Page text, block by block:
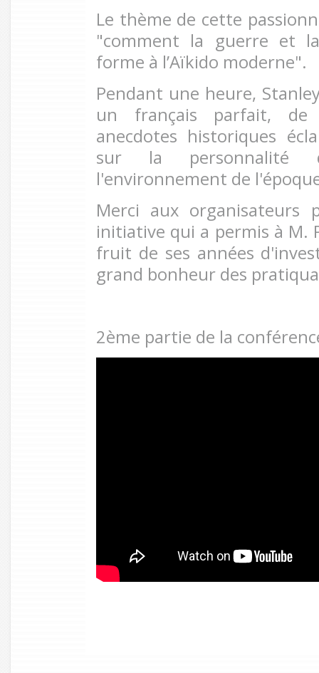
Le thème de cette
"comment la guerre et
forme à l’Aïkido moderne".
Pendant une heure,
un français parfait,
anecdotes historiques
sur la personnalité
l'environnement de
Merci aux organisateurs
initiative qui a permis à M.
fruit de ses années
grand bonheur des
2ème partie de la